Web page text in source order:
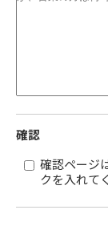
確認
確認ページ
クを入れて